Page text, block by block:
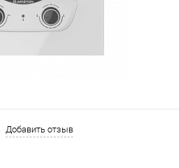
Добавить отзыв